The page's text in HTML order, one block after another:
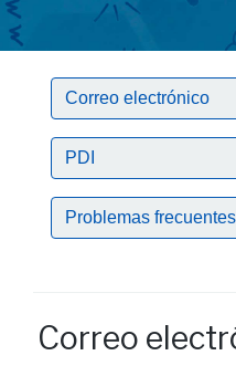
Correo electrónico
PDI
Problemas frecuentes
Correo